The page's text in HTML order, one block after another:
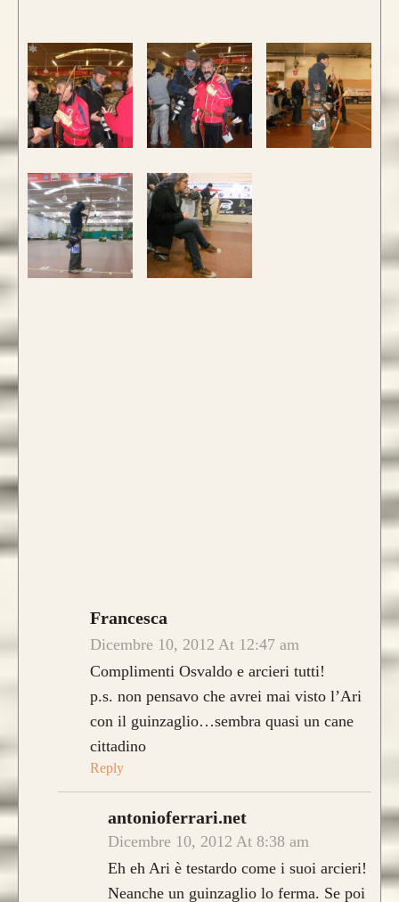
Francesca
Dicembre 10, 2012 At 12:47 am
Complimenti Osvaldo e arcieri tutti!
p.s. non pensavo che avrei mai visto l’Ari
con il guinzaglio…sembra quasi un cane
cittadino
Reply
antonioferrari.net
Dicembre 10, 2012 At 8:38 am
Eh eh Ari è testardo come i suoi arcieri!
Neanche un guinzaglio lo ferma. Se poi